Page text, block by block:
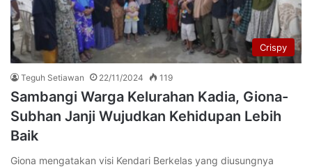
Crispy
Teguh Setiawan 22/11/2024 119
Sambangi Warga Kelurahan Kadia, Giona-
Subhan Janji Wujudkan Kehidupan Lebih
Baik
Giona mengatakan visi Kendari Berkelas yang diusungnya